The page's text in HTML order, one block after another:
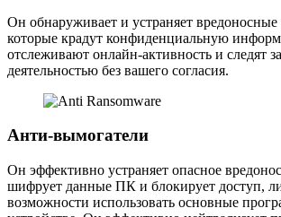
Он обнаруживает и устраняет
которые крадут конфиденциальную
отслеживают онлайн-активность и следят
деятельностью без вашего согласия.
Анти-вымогатели
Он эффективно устраняет опасное
шифрует данные ПК и блокирует доступ,
возможности использовать основные